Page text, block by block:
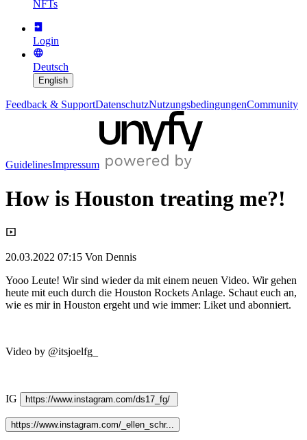
NFTs
Login
Deutsch
English
Feedback & SupportDatenschutzNutzungsbedingungenCommunity
GuidelinesImpressum
How is Houston treating me?!
20.03.2022 07:15 Von Dennis
Yooo Leute! Wir sind wieder da mit einem neuen Video. Wir gehen
heute mit euch durch die Houston Rockets Anlage. Schaut euch an,
wie es mir in Houston ergeht und wie immer: Liket und abonniert.
Video by @itsjoelfg_
IG
https://www.instagram.com/_ellen_schr...